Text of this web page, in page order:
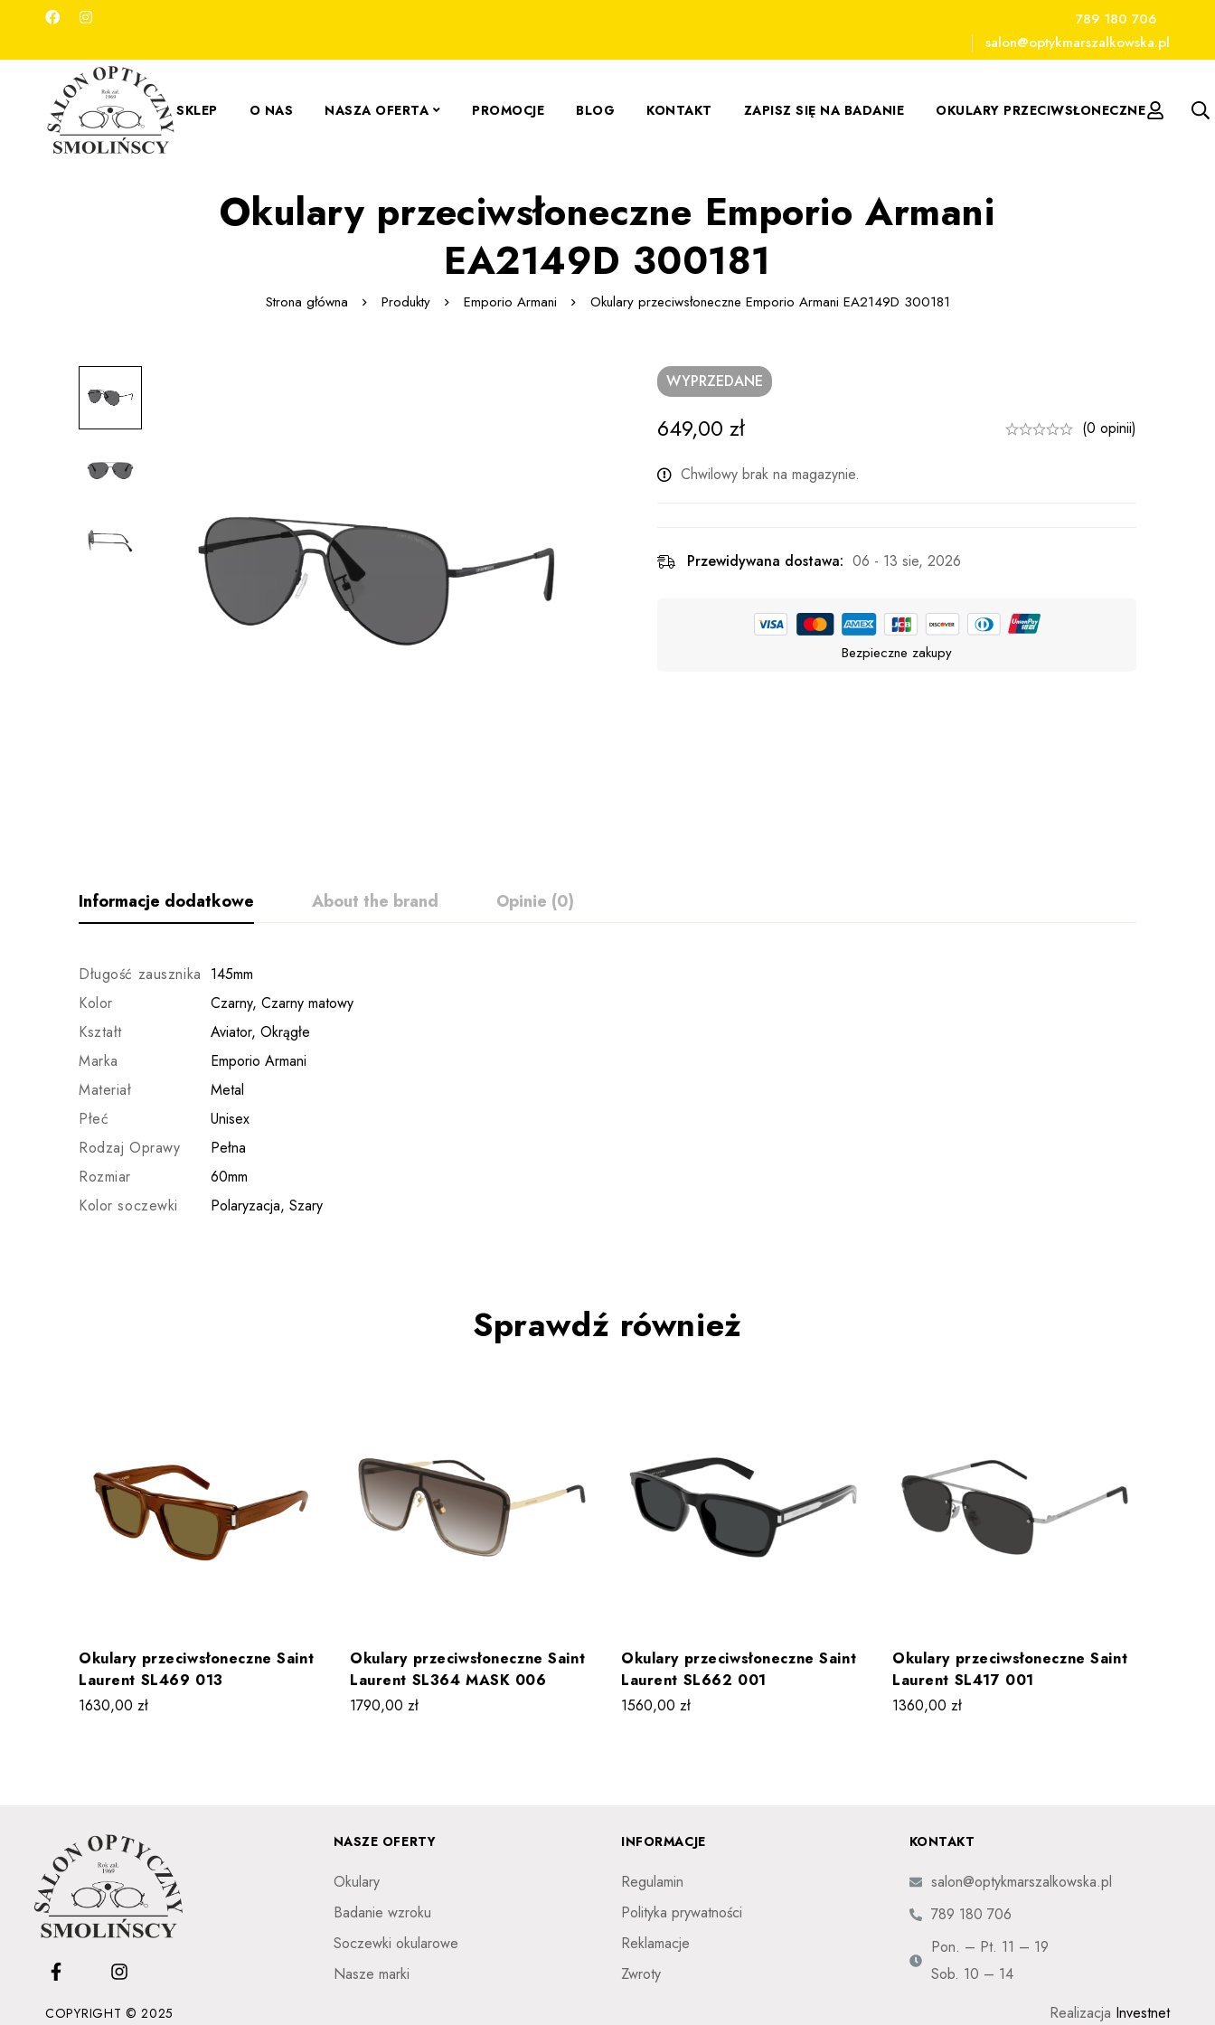
789 180 706
salon@optykmarszalkowska.pl
SKLEP O NAS NASZA OFERTA PROMOCJE BLOG KONTAKT ZAPISZ SIĘ NA BADANIE OKULARY PRZECIWSŁONECZNE
Okulary przeciwsłoneczne Emporio Armani
EA2149D 300181
Strona główna Produkty Emporio Armani Okulary przeciwsłoneczne Emporio Armani EA2149D 300181
WYPRZEDANE
649,00 zł (0 opinii)
Chwilowy brak na magazynie.
Przewidywana dostawa: 06 - 13 sie, 2026
Bezpieczne zakupy
Informacje dodatkowe About the brand Opinie (0)
Długość zausznika 145mm
Kolor
Czarny, Czarny matowy
Kształt
Aviator, Okrągłe
Marka
Emporio Armani
Materiał
Metal
Płeć
Unisex
Rodzaj Oprawy
Pełna
Rozmiar
60mm
Kolor soczewki
Polaryzacja, Szary
Sprawdź również
Okulary przeciwsłoneczne Saint
Laurent SL469 013
1630,00 zł
Okulary przeciwsłoneczne Saint
Laurent SL364 MASK 006
1790,00 zł
Okulary przeciwsłoneczne Saint
Laurent SL662 001
1560,00 zł
Okulary przeciwsłoneczne Saint
Laurent SL417 001
1360,00 zł
NASZE OFERTY
Okulary
Badanie wzroku
Soczewki okularowe
Nasze marki
INFORMACJE
Regulamin
Polityka prywatności
Reklamacje
Zwroty
KONTAKT
salon@optykmarszalkowska.pl
789 180 706
Pon. – Pt. 11 – 19
Sob. 10 – 14
COPYRIGHT © 2025 Realizacja Investnet